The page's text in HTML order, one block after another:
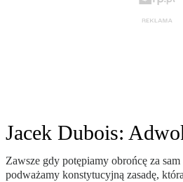
Jacek Dubois:
Zawsze gdy potępiamy obrońcę za
podważamy konstytucyjną zasadę,